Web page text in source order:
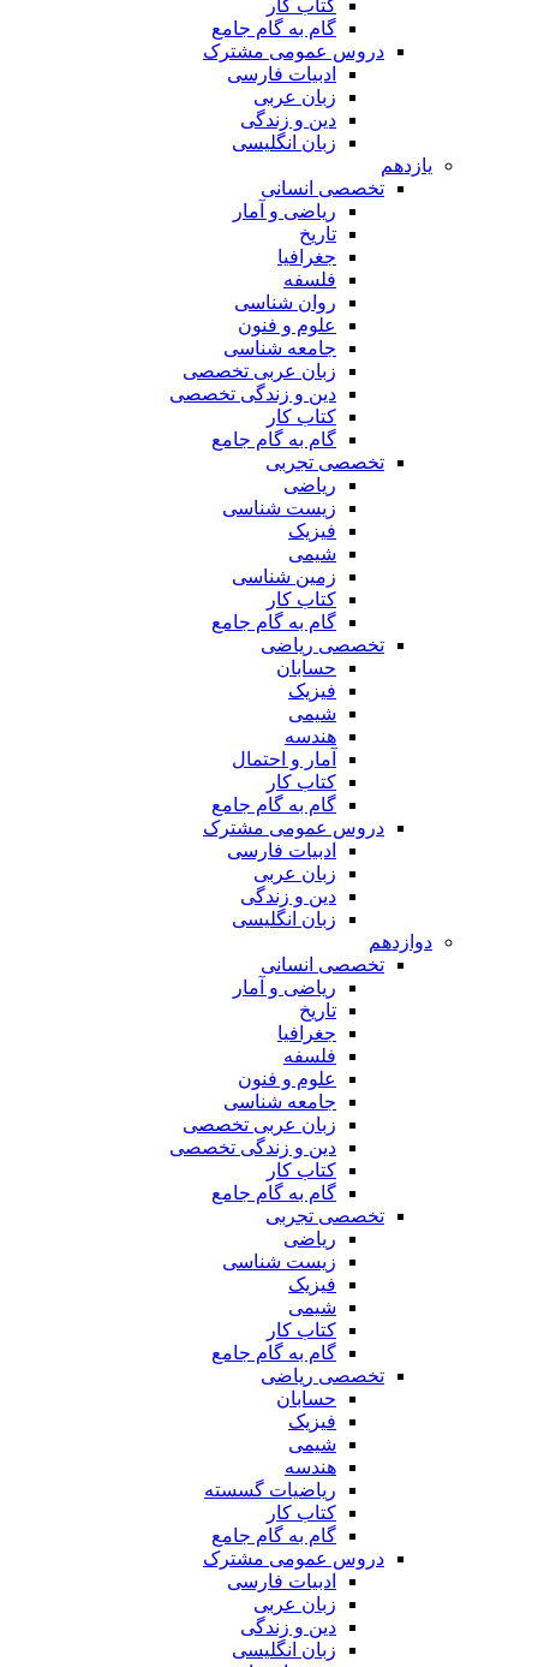
کتاب کار
گام به گام جامع
دروس عمومی مشترک
ادبیات فارسی
زبان عربی
دین و زندگی
زبان انگلیسی
یازدهم
تخصصی انسانی
ریاضی و آمار
تاریخ
جغرافیا
فلسفه
روان شناسی
علوم و فنون
جامعه شناسی
زبان عربی تخصصی
دین و زندگی تخصصی
کتاب کار
گام به گام جامع
تخصصی تجربی
ریاضی
زیست شناسی
فیزیک
شیمی
زمین شناسی
کتاب کار
گام به گام جامع
تخصصی ریاضی
حسابان
فیزیک
شیمی
هندسه
آمار و احتمال
کتاب کار
گام به گام جامع
دروس عمومی مشترک
ادبیات فارسی
زبان عربی
دین و زندگی
زبان انگلیسی
دوازدهم
تخصصی انسانی
ریاضی و آمار
تاریخ
جغرافیا
فلسفه
علوم و فنون
جامعه شناسی
زبان عربی تخصصی
دین و زندگی تخصصی
کتاب کار
گام به گام جامع
تخصصی تجربی
ریاضی
زیست شناسی
فیزیک
شیمی
کتاب کار
گام به گام جامع
تخصصی ریاضی
حسابان
فیزیک
شیمی
هندسه
ریاضیات گسسته
کتاب کار
گام به گام جامع
دروس عمومی مشترک
ادبیات فارسی
زبان عربی
دین و زندگی
زبان انگلیسی